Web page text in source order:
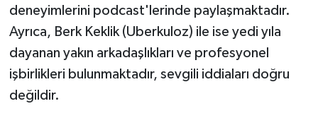
deneyimlerini podcast'lerinde paylaşmaktadır.
Ayrıca, Berk Keklik (Uberkuloz) ile ise yedi yıla
dayanan yakın arkadaşlıkları ve profesyonel
işbirlikleri bulunmaktadır, sevgili iddiaları doğru
değildir.